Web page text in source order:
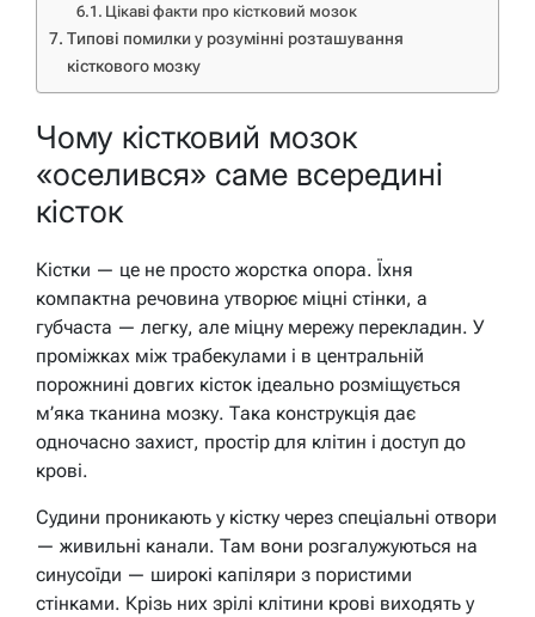
Цікаві факти про кістковий мозок
Типові помилки у розумінні розташування
кісткового мозку
Чому кістковий мозок
«оселився» саме всередині
кісток
Кістки — це не просто жорстка опора. Їхня
компактна речовина утворює міцні стінки, а
губчаста — легку, але міцну мережу перекладин. У
проміжках між трабекулами і в центральній
порожнині довгих кісток ідеально розміщується
м’яка тканина мозку. Така конструкція дає
одночасно захист, простір для клітин і доступ до
крові.
Судини проникають у кістку через спеціальні отвори
— живильні канали. Там вони розгалужуються на
синусоїди — широкі капіляри з пористими
стінками. Крізь них зрілі клітини крові виходять у